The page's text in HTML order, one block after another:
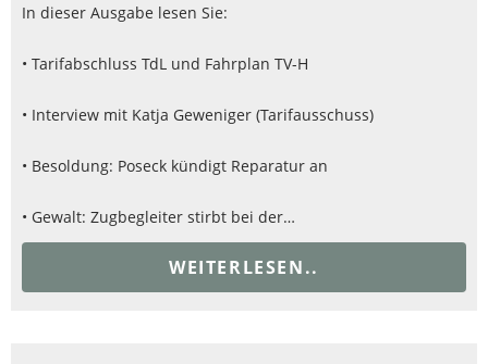
In dieser Ausgabe lesen Sie:
• Tarifabschluss TdL und Fahrplan TV-H
• Interview mit Katja Geweniger (Tarifausschuss)
• Besoldung: Poseck kündigt Reparatur an
• Gewalt: Zugbegleiter stirbt bei der…
WEITERLESEN..